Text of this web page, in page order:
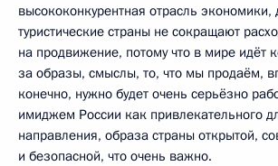
высококонкурентная отрасль
туристические страны не сокращают
на продвижение, потому что в мире идёт
за образы, смыслы, то, что мы продаём,
конечно, нужно будет очень серьёзно
имиджем России как привлекательного
направления, образа страны открытой,
и безопасной, что очень важно.